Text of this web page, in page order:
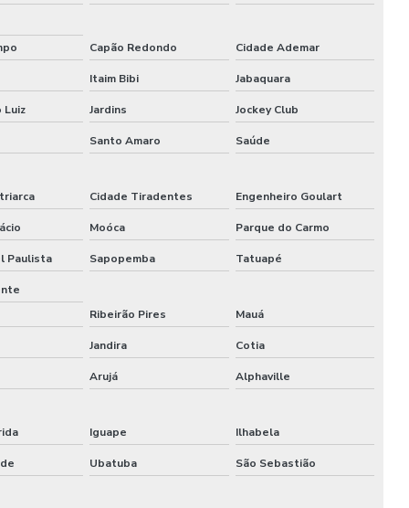
Montagem de cenários
Montagem de cenografia
Montagem cenográfica
Montagem de estandes para feiras
Montagem de estandes para feiras sp
Montagem de feiras e eventos
Montagem de stand para eventos
Montagem de stand para eventos comerciais
Montagem de stand de exibição para eventos
Capão Redondo Cidade Ademar
Itaim Bibi Jabaquara
Luiz Jardins Jockey Club
Santo Amaro Saúde
Cidade Tiradentes Engenheiro Goulart
Moóca Parque do Carmo
Paulista Sapopemba Tatuapé
Ribeirão Pires Mauá
Jandira Cotia
Arujá Alphaville
Iguape Ilhabela
Ubatuba São Sebastião